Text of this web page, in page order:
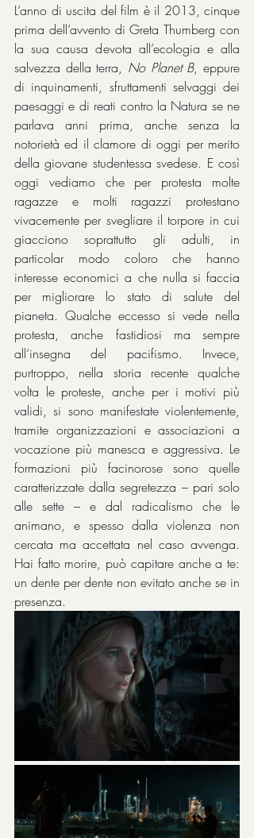
L’anno di uscita del film è il 2013, cinque
prima dell’avvento di Greta Thumberg con
la sua causa devota all’ecologia e alla
salvezza della terra, No Planet B, eppure
di inquinamenti, sfruttamenti selvaggi dei
paesaggi e di reati contro la Natura se ne
parlava anni prima, anche senza la
notorietà ed il clamore di oggi per merito
della giovane studentessa svedese. E così
oggi vediamo che per protesta molte
ragazze e molti ragazzi protestano
vivacemente per svegliare il torpore in cui
giacciono soprattutto gli adulti, in
particolar modo coloro che hanno
interesse economici a che nulla si faccia
per migliorare lo stato di salute del
pianeta. Qualche eccesso si vede nella
protesta, anche fastidiosi ma sempre
all’insegna del pacifismo. Invece,
purtroppo, nella storia recente qualche
volta le proteste, anche per i motivi più
validi, si sono manifestate violentemente,
tramite organizzazioni e associazioni a
vocazione più manesca e aggressiva. Le
formazioni più facinorose sono quelle
caratterizzate dalla segretezza – pari solo
alle sette – e dal radicalismo che le
animano, e spesso dalla violenza non
cercata ma accettata nel caso avvenga.
Hai fatto morire, può capitare anche a te:
un dente per dente non evitato anche se in
presenza.